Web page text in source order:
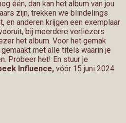
één, dan kan het album van jou
zijn, trekken we blindelings
en anderen krijgen een exemplaar
bij meerdere verliezers
het album. Voor het gemak
gemaakt met alle titels waarin je
Probeer het! En stuur je
Influence, vóór 15 juni 2024